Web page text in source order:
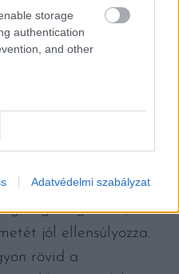
storage
authentication
and other
Adatvédelmi szabályzat
(Claytonia
emiatt akár
magot hoz,
jól ellensúlyozza.
rövid a